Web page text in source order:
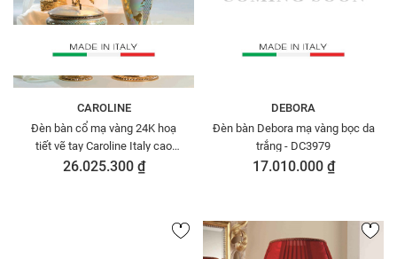
CAROLINE
Đèn bàn cổ mạ vàng 24K hoạ
tiết vẽ tay Caroline Italy cao
97cm - A100.1116
26.025.300 ₫
DEBORA
Đèn bàn Debora mạ vàng bọc da
trắng - DC3979
17.010.000 ₫